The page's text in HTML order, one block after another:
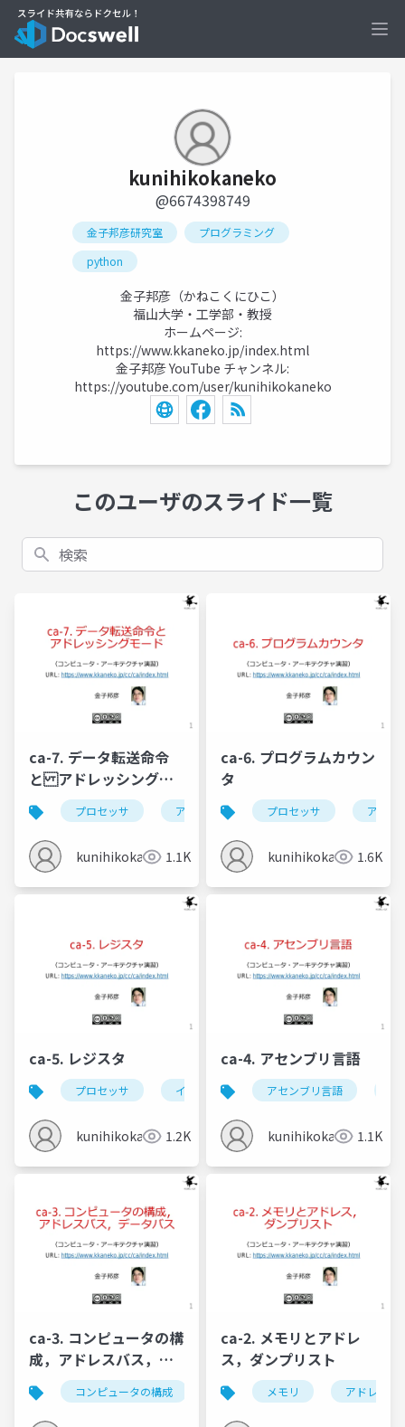
kunihikokaneko
@6674398749
金子邦彦研究室
プログラミング
python
金子邦彦（かねこくにひこ）
福山大学・工学部・教授
ホームページ:
https://www.kkaneko.jp/index.html
金子邦彦 YouTube チャンネル:
https://youtube.com/user/kunihikokaneko
このユーザのスライド一覧
検索
ca-7. データ転送命令
と アドレッシングモ
ード
プロセッサ アセンブリ言語 データ転送命令
kunihikokaneko1.1K
ca-6. プログラムカウン
タ
プロセッサ アセン
kunihikokaneko1.6K
ca-5. レジスタ
プロセッサ インテルプロセッサ レジスタ
kunihikokaneko1.2K
ca-4. アセンブリ言語
アセンブリ言語
kunihikokaneko1.1K
ca-3. コンピュータの構
成，アドレスバス，デ
ータバスコンピュータの構成 メモリ アドレスバス
ca-2. メモリとアドレ
ス，ダンプリスト
メモリ アドレス